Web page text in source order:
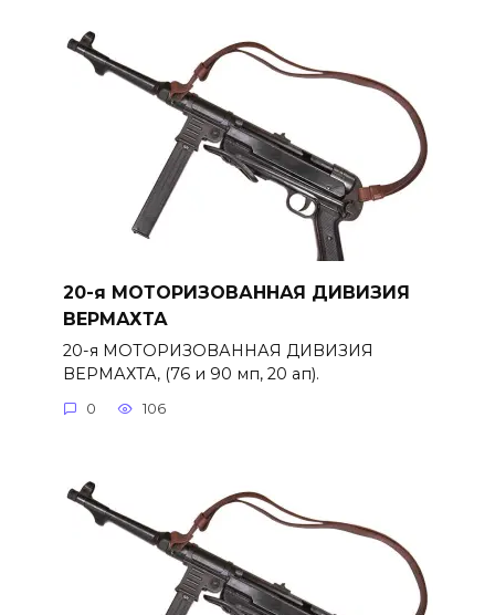
20-я МОТОРИЗОВАННАЯ ДИВИЗИЯ
ВЕРМАХТА
20-я МОТОРИЗОВАННАЯ ДИВИЗИЯ
ВЕРМАХТА, (76 и 90 мп, 20 ап).
0 106